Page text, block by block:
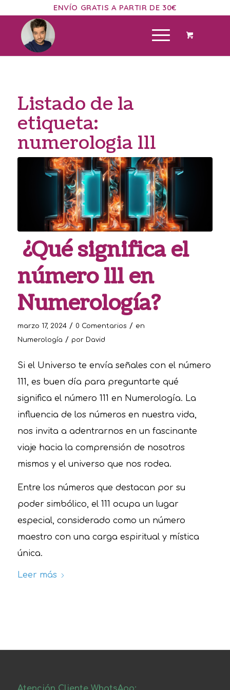
ENVÍO GRATIS A PARTIR DE 30€
Listado de la
etiqueta:
numerologia 111
¿Qué significa el
número 111 en
Numerología?
marzo 17, 2024 / 0 Comentarios / en
Numerología / por David
Si el Universo te envía señales con el número
111, es buen día para preguntarte qué
significa el número 111 en Numerología. La
influencia de los números en nuestra vida,
nos invita a adentrarnos en un fascinante
viaje hacia la comprensión de nosotros
mismos y el universo que nos rodea.
Entre los números que destacan por su
poder simbólico, el 111 ocupa un lugar
especial, considerado como un número
maestro con una carga espiritual y mística
única.
Leer más